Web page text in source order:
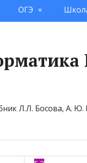
ОГЭ
Л.Л. Босова, А. Ю.